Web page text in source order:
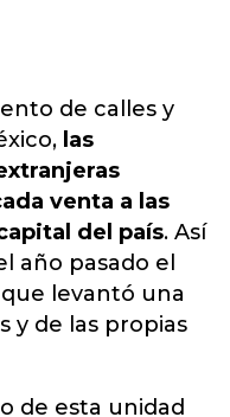
de calles y
las
venta a las
del país. Así
año pasado el
levantó una
y de las propias
de esta unidad